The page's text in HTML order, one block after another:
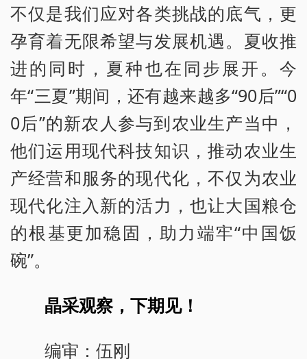
不仅是我们应对各类挑战的底气，更
孕育着无限希望与发展机遇。夏收推
进的同时，夏种也在同步展开。今
年“三夏”期间，还有越来越多“90后”“0
0后”的新农人参与到农业生产当中，
他们运用现代科技知识，推动农业生
产经营和服务的现代化，不仅为农业
现代化注入新的活力，也让大国粮仓
的根基更加稳固，助力端牢“中国饭
碗”。
晶采观察，下期见！
编审：伍刚